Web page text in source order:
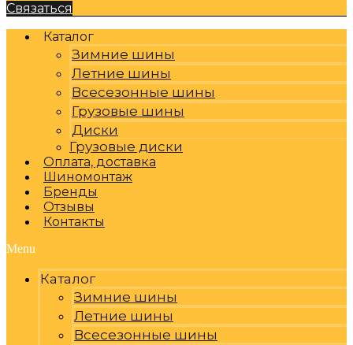
Связаться
Каталог
Зимние шины
Летние шины
Всесезонные шины
Грузовые шины
Диски
Грузовые диски
Оплата, доставка
Шиномонтаж
Бренды
Отзывы
Контакты
Menu
Каталог
Зимние шины
Летние шины
Всесезонные шины